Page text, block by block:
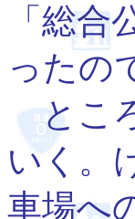
「総
ったの
とこ
いく。
車場へ